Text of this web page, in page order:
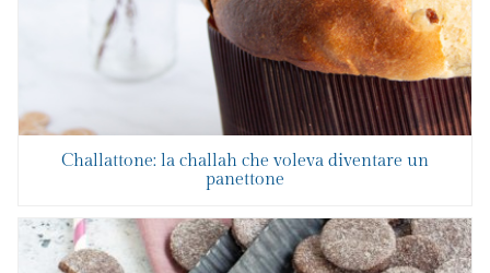
Challattone: la challah che voleva diventare un
panettone